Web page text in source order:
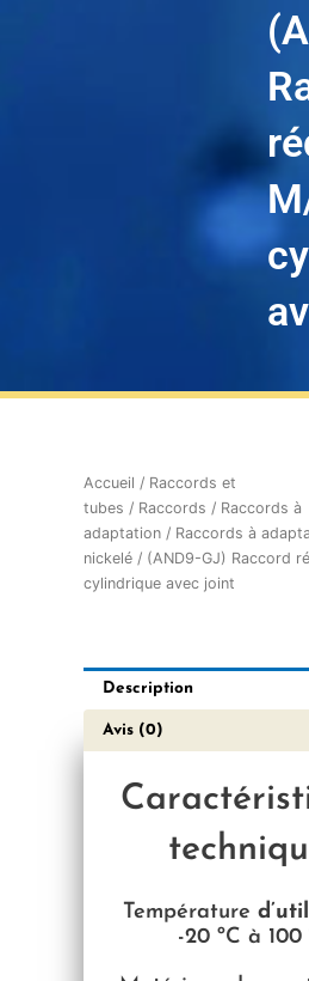
Accueil / Raccords et
tubes / Raccords / Raccords à
adaptation / Raccords à
nickelé / (AND9-GJ) Raccord
cylindrique avec joint
Description
Avis (0)
Température
-20 ºC à 100